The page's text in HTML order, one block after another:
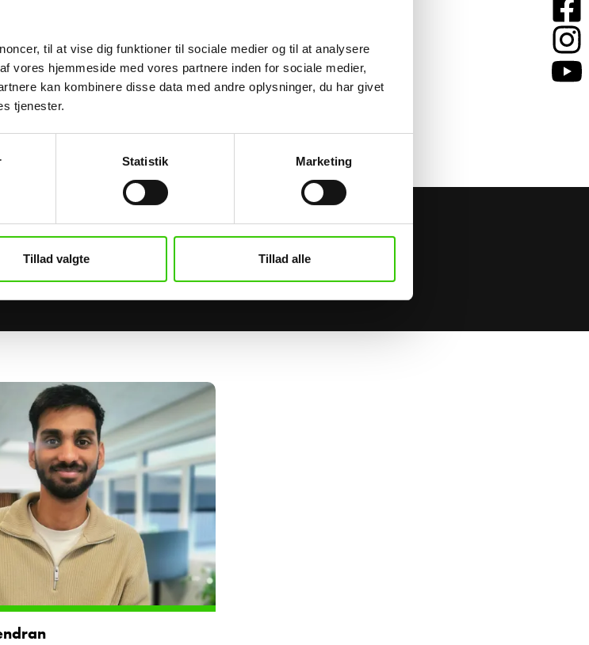
til at vise dig funktioner til sociale medier og til at analysere
vores hjemmeside med vores partnere inden for sociale medier,
kan kombinere disse data med andre oplysninger, du har givet
tjenester.
Statistik Marketing
Tillad valgte Tillad alle
af beklædning